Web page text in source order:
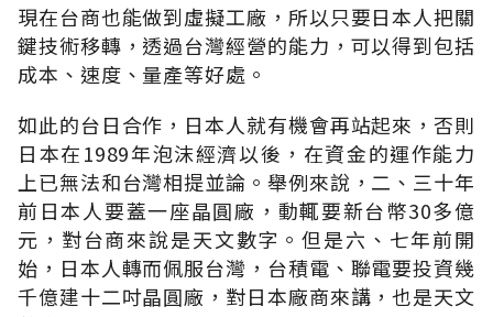
現在台商也能做到虛擬工廠，所以只要日本人把關
鍵技術移轉，透過台灣經營的能力，可以得到包括
成本、速度、量產等好處。
如此的台日合作，日本人就有機會再站起來，否則
日本在1989年泡沫經濟以後，在資金的運作能力
上已無法和台灣相提並論。舉例來說，二、三十年
前日本人要蓋一座晶圓廠，動輒要新台幣30多億
元，對台商來說是天文數字。但是六、七年前開
始，日本人轉而佩服台灣，台積電、聯電要投資幾
千億建十二吋晶圓廠，對日本廠商來講，也是天文